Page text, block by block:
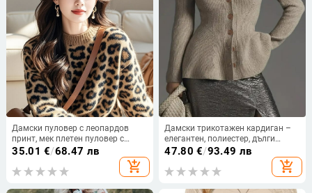
Дамски пуловер с леопардов
принт, мек плетен пуловер с
кръгло деколте, есен и зима 2025,
универсален топ
35.01 €/68.47 лв
add_shopping_cart
Дамски трикотажен кардиган –
елегантен, полиестер, дълги
ръкави, средна дължина,
47.80 €/93.49 лв
add_shopping_cart